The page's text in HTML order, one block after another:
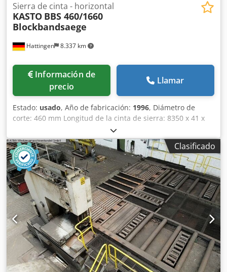
Hattingen 8.337 km
Sierra de cinta - horizontal
KASTO BBS 460/1660
Blockbandsaege
Información de
precio
Llamar
Estado: usado, Año de fabricación: 1996, Diámetro de
corte: 460 mm Longitud de la cinta de sierra: 8350 x 41 x
1,3 mm Ancho de corte: 1660 mm Consumo total de
energía: 30 kW Peso de la máquina: aprox. 21.900 kg Para
obtener información detallada sobre los datos técnicos,
recomendamos una inspección in situ. KASTO BBS
460/1660 2 máquinas idénticas (mismas imágenes, la otra
máquina es del año 1998) Fabricante: KASTO
Maschinenbau GmbH & Co. KG Dirección: Industriestr. 14,
D-77856 Achern-Gamshurst Tipo: BBS 460/1660 (mesa de
cinta de sierra / sierra de cinta para bloques) Dedpfx
Ahszmy S Rj Towa Serie: 101 Número de máquina:
63191010041 Año de fabricación: 1996 DIMENSIONES Y
PESO Peso: 21.900 kg (ficha de datos) / aprox. 17.700 kg
(plano de la base) Altura de apoyo del material: 1.550 mm
Espacio requerido para la máquina (largo x ancho x alto):
Clasificado